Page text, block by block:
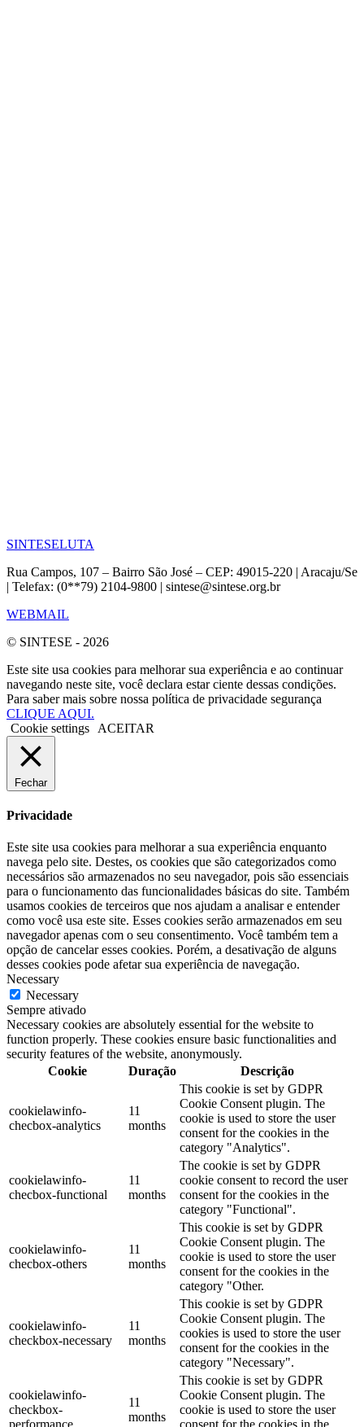
SINTESELUTA
Rua Campos, 107 – Bairro São José – CEP: 49015-220 | Aracaju/Se
| Telefax: (0**79) 2104-9800 | sintese@sintese.org.br
WEBMAIL
© SINTESE - 2026
Este site usa cookies para melhorar sua experiência e ao continuar
navegando neste site, você declara estar ciente dessas condições.
Para saber mais sobre nossa política de privacidade segurança
CLIQUE AQUI.
Cookie settings
ACEITAR
Fechar
Privacidade
Este site usa cookies para melhorar a sua experiência enquanto
navega pelo site. Destes, os cookies que são categorizados como
necessários são armazenados no seu navegador, pois são essenciais
para o funcionamento das funcionalidades básicas do site. Também
usamos cookies de terceiros que nos ajudam a analisar e entender
como você usa este site. Esses cookies serão armazenados em seu
navegador apenas com o seu consentimento. Você também tem a
opção de cancelar esses cookies. Porém, a desativação de alguns
desses cookies pode afetar sua experiência de navegação.
Necessary
Necessary
Sempre ativado
Necessary cookies are absolutely essential for the website to
function properly. These cookies ensure basic functionalities and
security features of the website, anonymously.
Cookie
Duração Descrição
cookielawinfo-
checbox-analytics
11
months
This cookie is set by GDPR
Cookie Consent plugin. The
cookie is used to store the user
consent for the cookies in the
category "Analytics".
cookielawinfo-
checbox-functional
11
months
The cookie is set by GDPR
cookie consent to record the user
consent for the cookies in the
category "Functional".
cookielawinfo-
checbox-others
11
months
This cookie is set by GDPR
Cookie Consent plugin. The
cookie is used to store the user
consent for the cookies in the
category "Other.
cookielawinfo-
checkbox-necessary
11
months
This cookie is set by GDPR
Cookie Consent plugin. The
cookies is used to store the user
consent for the cookies in the
category "Necessary".
cookielawinfo-
checkbox-
11
months
This cookie is set by GDPR
Cookie Consent plugin. The
cookie is used to store the user